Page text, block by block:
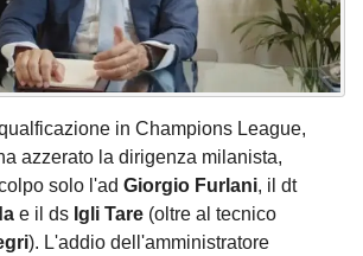
in Champions League,
azzerato la dirigenza milanista,
solo l'ad Giorgio Furlani, il dt
e il ds Igli Tare (oltre al tecnico
). L'addio dell'amministratore